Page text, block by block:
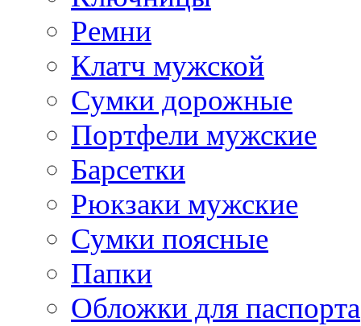
Ремни
Клатч мужской
Сумки дорожные
Портфели мужские
Барсетки
Рюкзаки мужские
Сумки поясные
Папки
Обложки для паспорта